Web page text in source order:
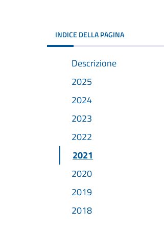
INDICE DELLA PAGINA
Descrizione
2025
2024
2023
2022
2021
2020
2019
2018